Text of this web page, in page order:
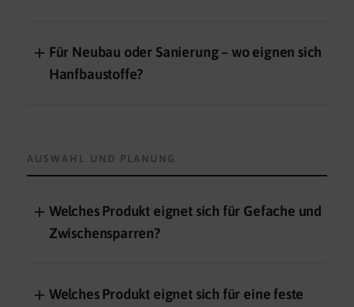
＋ Für Neubau oder Sanierung – wo eignen sich
Hanfbaustoffe?
AUSWAHL UND PLANUNG
＋ Welches Produkt eignet sich für Gefache und
Zwischensparren?
＋ Welches Produkt eignet sich für eine feste